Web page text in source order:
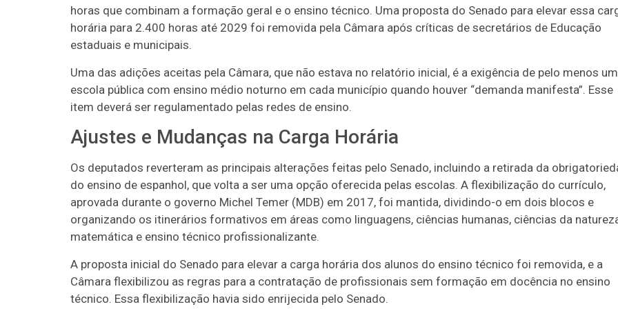
horas que combinam a formação geral e o ensino técnico. Uma proposta do Senado para elevar essa
horária para 2.400 horas até 2029 foi removida pela Câmara após críticas de secretários de Educação
estaduais e municipais.
Uma das adições aceitas pela Câmara, que não estava no relatório inicial, é a exigência de pelo menos
escola pública com ensino médio noturno em cada município quando houver “demanda manifesta”. Esse
item deverá ser regulamentado pelas redes de ensino.
Ajustes e Mudanças na Carga Horária
Os deputados reverteram as principais alterações feitas pelo Senado, incluindo a retirada da
do ensino de espanhol, que volta a ser uma opção oferecida pelas escolas. A flexibilização do currículo,
aprovada durante o governo Michel Temer (MDB) em 2017, foi mantida, dividindo-o em dois blocos e
organizando os itinerários formativos em áreas como linguagens, ciências humanas, ciências da
matemática e ensino técnico profissionalizante.
A proposta inicial do Senado para elevar a carga horária dos alunos do ensino técnico foi removida, e a
Câmara flexibilizou as regras para a contratação de profissionais sem formação em docência no ensino
técnico. Essa flexibilização havia sido enrijecida pelo Senado.